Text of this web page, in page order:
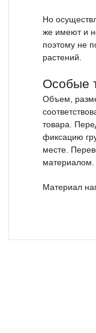
Но
же имеют и
поэтому не
растений.
Особые
Объем,
товара.
фиксацию
месте.
материалом.
Материал